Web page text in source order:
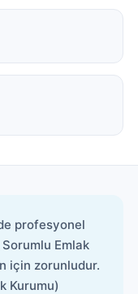
profesyonel
Emlak
için zorunludur.
Kurumu)